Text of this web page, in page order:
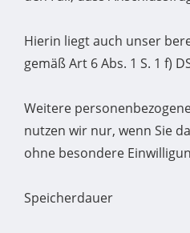
Hierin liegt auch unser
gemäß Art 6 Abs. 1 S. 1 f)
Weitere
nutzen wir nur, wenn Sie
ohne besondere
Speicherdauer